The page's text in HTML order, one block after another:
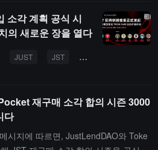
소각 계획 공식 시
의 새로운 장을 열다
JUST JST JustLendDAO
재구매 소각 합의 시즌 3000
다
시지에 따르면, JustLendDAO와 Toke